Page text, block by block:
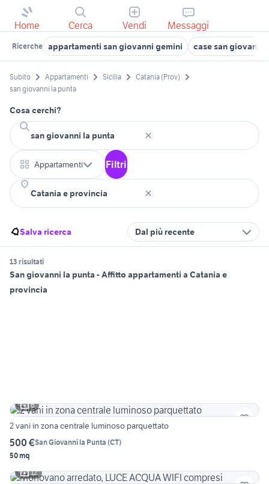
Home Cerca Vendi Messaggi
Ricerche appartamenti san giovanni gemini case san giovanni
Subito Appartamenti Sicilia
Catania (Prov)
san giovanni la punta
Cosa cerchi?
Appartamenti Filtri
Salva ricerca Dal più recente
13 risultati
San giovanni la punta - Affitto appartamenti a Catania e
provincia
6
2 vani in zona centrale luminoso parquettato
500 €San Giovanni la Punta (CT)
50 mq
12